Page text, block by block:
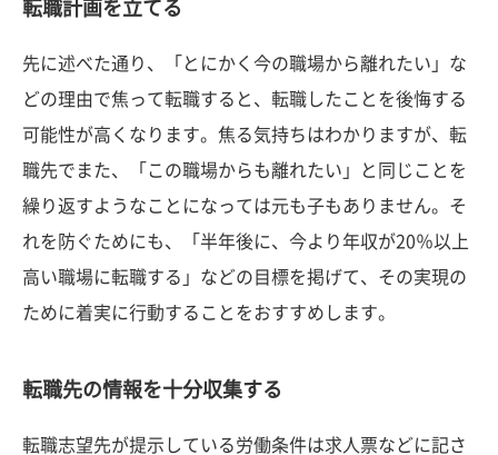
転職計画を立てる
先に述べた通り、「とにかく今の職場から離れたい」な
どの理由で焦って転職すると、転職したことを後悔する
可能性が高くなります。焦る気持ちはわかりますが、転
職先でまた、「この職場からも離れたい」と同じことを
繰り返すようなことになっては元も子もありません。そ
れを防ぐためにも、「半年後に、今より年収が20％以上
高い職場に転職する」などの目標を掲げて、その実現の
ために着実に行動することをおすすめします。
転職先の情報を十分収集する
転職志望先が提示している労働条件は求人票などに記さ